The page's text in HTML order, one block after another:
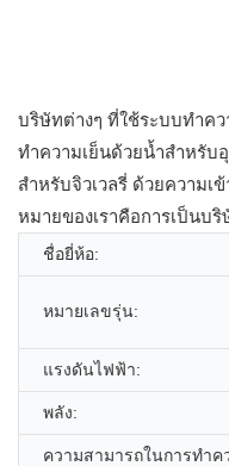
บริษัทต่างๆ ที่ใช้ระบบทำค
ทำความเย็นด้วยน้ำสำหรับ
สำหรับจิวเวลรี่ ด้วยความ
หมายของเราคือการเป็นบ
ชื่อยี่ห้อ:
หมายเลขรุ่น:
แรงดันไฟฟ้า:
พลัง:
ความสามารถในการทำค